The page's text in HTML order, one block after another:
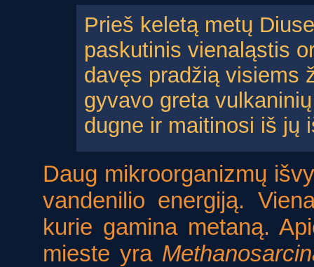
Prieš keletą metų
paskutinis vienaląstis
davęs pradžią visiems
gyvavo greta
dugne ir maitinosi iš jų
Daug mikroorganizmų
vandenilio energiją.
kurie gamina metaną.
mieste yra